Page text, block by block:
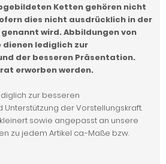
Ketten gehören nicht
dies nicht ausdrücklich in der
wird. Abbildungen von
lediglich zur
der besseren Präsentation.
erworben werden.
zur besseren
der Vorstellungskraft.
sowie angepasst an unsere
zu jedem Artikel ca.-Maße bzw.